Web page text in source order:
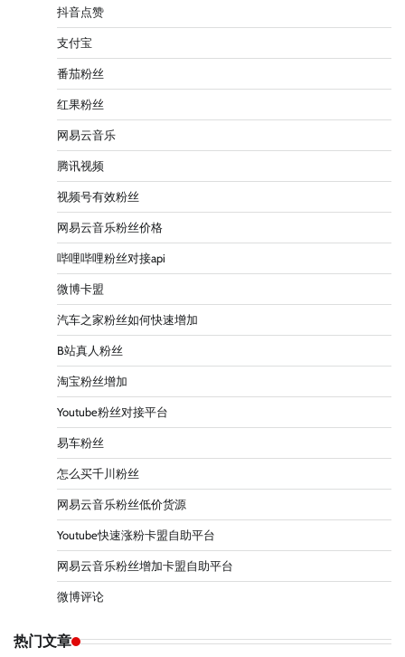
抖音点赞
支付宝
番茄粉丝
红果粉丝
网易云音乐
腾讯视频
视频号有效粉丝
网易云音乐粉丝价格
哔哩哔哩粉丝对接api
微博卡盟
汽车之家粉丝如何快速增加
B站真人粉丝
淘宝粉丝增加
Youtube粉丝对接平台
易车粉丝
怎么买千川粉丝
网易云音乐粉丝低价货源
Youtube快速涨粉卡盟自助平台
网易云音乐粉丝增加卡盟自助平台
微博评论
热门文章